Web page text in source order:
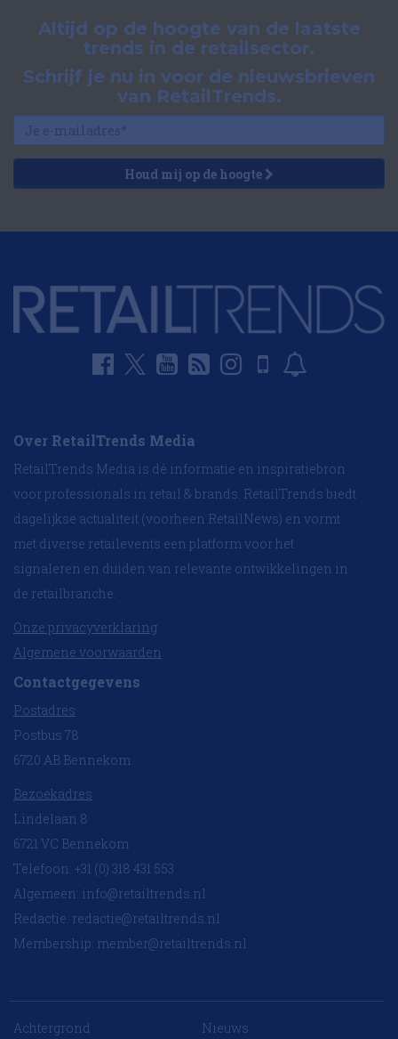
Altijd op de hoogte van de laatste
trends in de retailsector.
Schrijf je nu in voor de nieuwsbrieven
van RetailTrends.
Houd mij op de hoogte
Over RetailTrends Media
RetailTrends Media is dé informatie en inspiratiebron
voor professionals in retail & brands. RetailTrends biedt
dagelijkse actualiteit (voorheen RetailNews) en vormt
met diverse retailevents een platform voor het
signaleren en duiden van relevante ontwikkelingen in
de retailbranche.
Onze privacyverklaring
Algemene voorwaarden
Contactgegevens
Postadres
Postbus 78
6720 AB Bennekom
Bezoekadres
Lindelaan 8
6721 VC Bennekom
Telefoon: +31 (0) 318 431 553
Algemeen: info@retailtrends.nl
Redactie: redactie@retailtrends.nl
Membership: member@retailtrends.nl
Achtergrond
Nieuws